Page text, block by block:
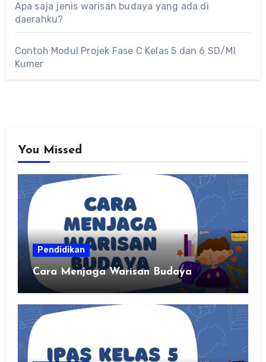
Apa saja jenis warisan budaya yang ada di
daerahku?
Contoh Modul Projek Fase C Kelas 5 dan 6 SD/MI
Kumer
You Missed
Pendidikan
Cara Menjaga Warisan Budaya